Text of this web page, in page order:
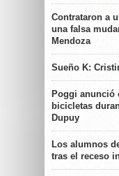
Contrataron a
una falsa
Mendoza
Sueño K:
Poggi anunció
bicicletas
Dupuy
Los alumnos
tras el receso